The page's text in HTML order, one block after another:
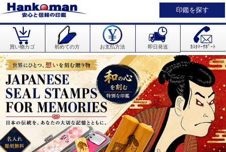
印鑑を探す
買い物カゴ 初めての方 お支払方法 即日発送 ｶｽﾀﾏｰｻﾎﾟｰﾄ